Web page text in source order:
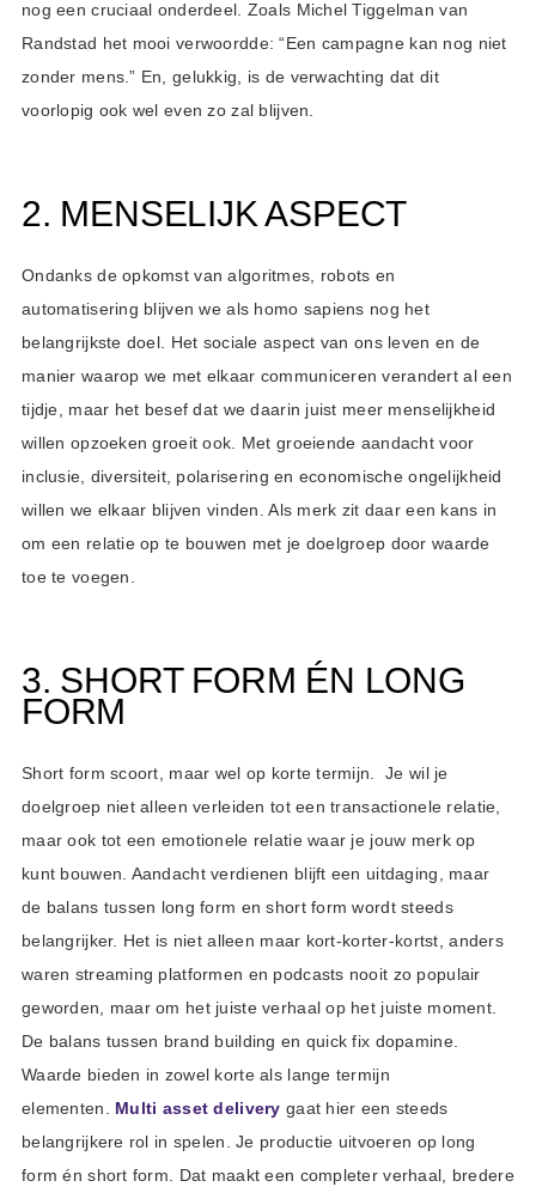
nog een cruciaal onderdeel. Zoals Michel Tiggelman van
Randstad het mooi verwoordde: “Een campagne kan nog niet
zonder mens.” En, gelukkig, is de verwachting dat dit
voorlopig ook wel even zo zal blijven.
2. MENSELIJK ASPECT
Ondanks de opkomst van algoritmes, robots en
automatisering blijven we als homo sapiens nog het
belangrijkste doel. Het sociale aspect van ons leven en de
manier waarop we met elkaar communiceren verandert al een
tijdje, maar het besef dat we daarin juist meer menselijkheid
willen opzoeken groeit ook. Met groeiende aandacht voor
inclusie, diversiteit, polarisering en economische ongelijkheid
willen we elkaar blijven vinden. Als merk zit daar een kans in
om een relatie op te bouwen met je doelgroep door waarde
toe te voegen.
3. SHORT FORM ÉN LONG
FORM
Short form scoort, maar wel op korte termijn. Je wil je
doelgroep niet alleen verleiden tot een transactionele relatie,
maar ook tot een emotionele relatie waar je jouw merk op
kunt bouwen. Aandacht verdienen blijft een uitdaging, maar
de balans tussen long form en short form wordt steeds
belangrijker. Het is niet alleen maar kort-korter-kortst, anders
waren streaming platformen en podcasts nooit zo populair
geworden, maar om het juiste verhaal op het juiste moment.
De balans tussen brand building en quick fix dopamine.
Waarde bieden in zowel korte als lange termijn
elementen. Multi asset delivery gaat hier een steeds
belangrijkere rol in spelen. Je productie uitvoeren op long
form én short form. Dat maakt een completer verhaal, bredere